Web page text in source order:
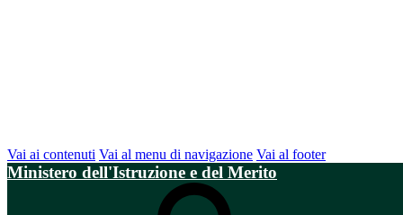
Vai ai contenuti Vai al menu di navigazione Vai al footer
Ministero dell'Istruzione e del Merito